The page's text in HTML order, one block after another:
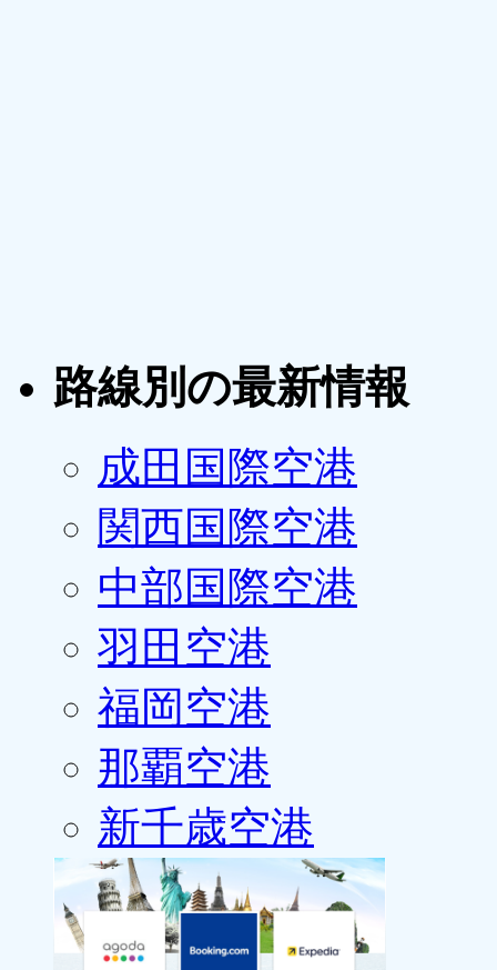
路線別の最新情報
成田国際空港
関西国際空港
中部国際空港
羽田空港
福岡空港
那覇空港
新千歳空港